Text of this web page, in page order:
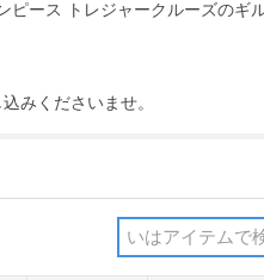
ピース トレジャークルーズのギ
みくださいませ。